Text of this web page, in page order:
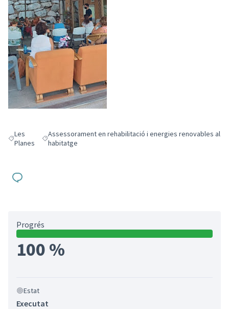
Resultats en filtrar per: Les Planes
Les
Planes
Resultats en filtrar per: Assessorament en rehabilitació i
Assessorament en rehabilitació i energies renovables al
habitatge
Progrés
100 %
Estat
Executat